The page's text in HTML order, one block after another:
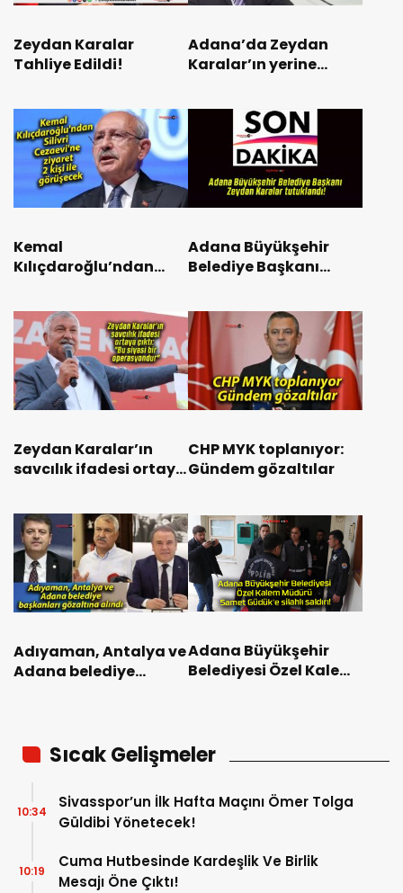
Zeydan Karalar
Tahliye Edildi!
Adana’da Zeydan
Karalar’ın yerine
Kemal
Kılıçdaroğlu’ndan
ziyaret: 2 kişi ile
görüşecek
Adana Büyükşehir
Belediye Başkanı
tutuklandı!
Zeydan Karalar’ın
savcılık ifadesi ortaya
operasyondur”
CHP MYK toplanıyor:
Gündem gözaltılar
Adıyaman, Antalya ve
Adana belediye
Adana Büyükşehir
Belediyesi Özel Kalem
Sıcak Gelişmeler
Sivasspor’un İlk Hafta Maçını Ömer Tolga
Güldibi Yönetecek!
10:34
Cuma Hutbesinde Kardeşlik Ve Birlik
Mesajı Öne Çıktı!
10:19